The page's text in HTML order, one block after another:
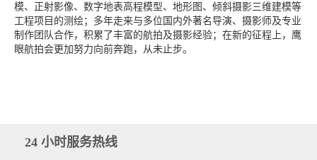
模、正射影像、数字地表高程模型、地形图、倾斜摄影三维建模等
工程项目的测绘；多年走来与多位国内外著名导演、摄影师及专业
制作团队合作，积累了丰富的航拍及摄影经验；在新的征程上，鹰
眼航拍会更加努力向前奔跑，从未止步。
24 小时服务热线